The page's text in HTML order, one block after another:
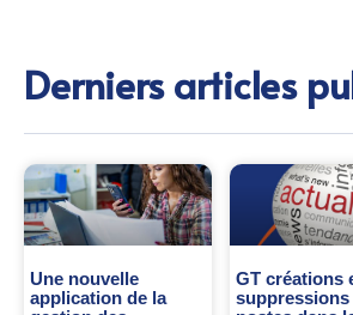
Derniers articles
Une nouvelle
application de la
GT créations
suppressions